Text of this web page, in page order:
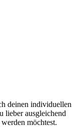
deinen individuellen
lieber ausgleichend
möchtest.